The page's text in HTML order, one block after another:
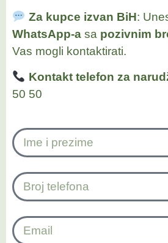
Za kupce izvan BiH:
WhatsApp-a sa pozivnim
Vas mogli kontaktirati.
Kontakt telefon za
50 50